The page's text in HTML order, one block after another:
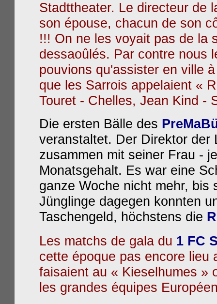
Stadttheater. Le directeur de
son épouse, chacun de son
!!! On ne les voyait pas de la
dessaoûlés. Par contre nous
pouvions qu'assister en ville
que les Sarrois appelaient «
Touret - Chelles, Jean Kind -
Die ersten Bälle des
veranstaltet. Der Direktor der
zusammen mit seiner Frau -
Monatsgehalt. Es war eine
ganze Woche nicht mehr, bis
Jünglinge dagegen konnten
Taschengeld, höchstens die
Les matchs de gala du 1 FC
cette époque pas encore lieu
faisaient au « Kieselhumes »
les grandes équipes